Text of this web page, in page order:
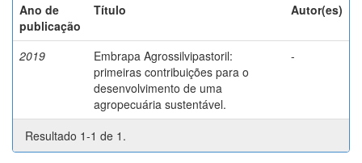
Ano de
publicação
Título Autor(es)
2019
Embrapa Agrossilvipastoril:
primeiras contribuições para o
desenvolvimento de uma
agropecuária sustentável.
-
Resultado 1-1 de 1.